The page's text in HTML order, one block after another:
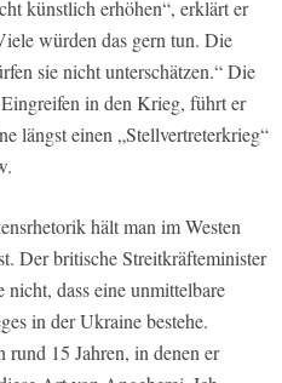
künstlich erhöhen“, erklärt er
würden das gern tun. Die
sie nicht unterschätzen.“ Die
in den Krieg, führt er
längst einen „Stellvertreterkrieg“
hält man im Westen
Der britische Streitkräfteminister
nicht, dass eine unmittelbare
in der Ukraine bestehe.
15 Jahren, in denen er